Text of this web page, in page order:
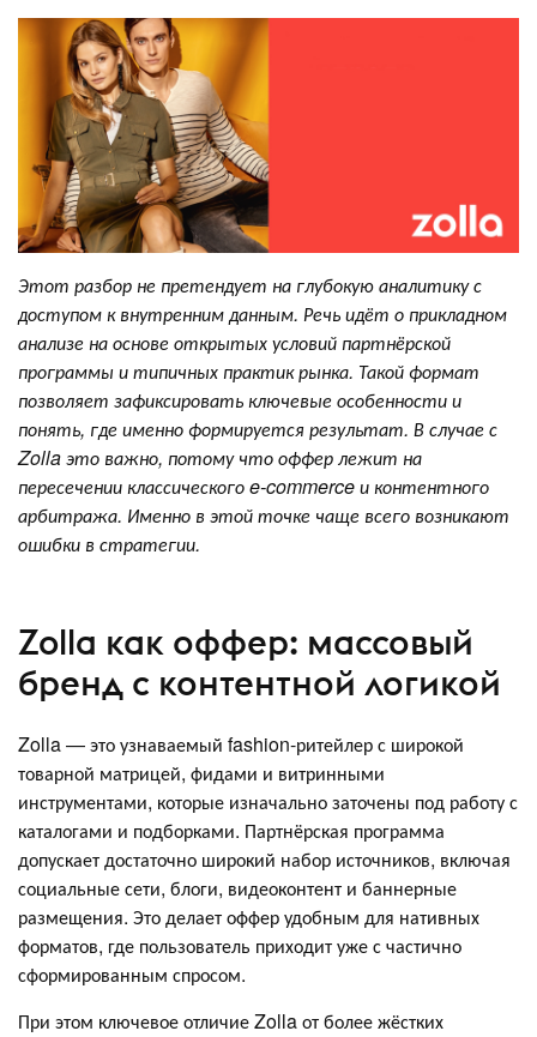
Этот разбор не претендует на глубокую аналитику с
доступом к внутренним данным. Речь идёт о прикладном
анализе на основе открытых условий партнёрской
программы и типичных практик рынка. Такой формат
позволяет зафиксировать ключевые особенности и
понять, где именно формируется результат. В случае с
Zolla это важно, потому что оффер лежит на
пересечении классического e-commerce и контентного
арбитража. Именно в этой точке чаще всего возникают
ошибки в стратегии.
Zolla как оффер: массовый
бренд с контентной логикой
Zolla — это узнаваемый fashion-ритейлер с широкой
товарной матрицей, фидами и витринными
инструментами, которые изначально заточены под работу с
каталогами и подборками. Партнёрская программа
допускает достаточно широкий набор источников, включая
социальные сети, блоги, видеоконтент и баннерные
размещения. Это делает оффер удобным для нативных
форматов, где пользователь приходит уже с частично
сформированным спросом.
При этом ключевое отличие Zolla от более жёстких